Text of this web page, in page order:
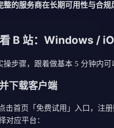
的服务商在长期可用性与合规
B 站：Windows /
操步骤，跟着做基本 5 分钟内可
下载客户端
击首页「免费试用」入口，注
对应平台：